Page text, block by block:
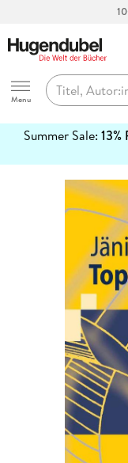
Hugendubel
Menu
Summer Sale: 13%
erfahren